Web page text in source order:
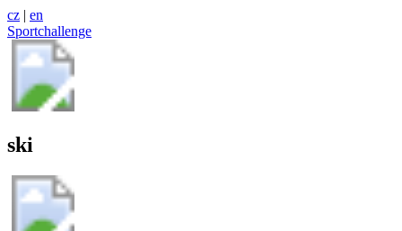
cz | en
Sportchallenge
ski